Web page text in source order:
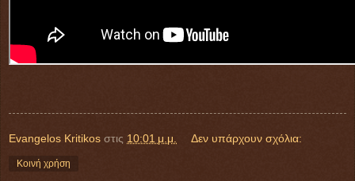
Evangelos Kritikos στις 10:01 μ.μ. Δεν υπάρχουν σχόλια:
Κοινή χρήση